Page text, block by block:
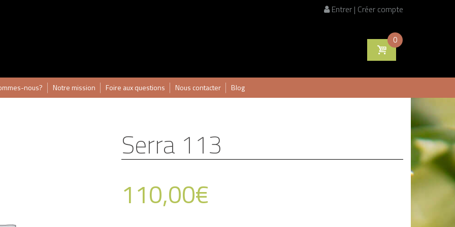
Entrer | Créer compte
0
nous? Notre mission Foire aux questions Nous contacter Blog
Serra 113
110,00€